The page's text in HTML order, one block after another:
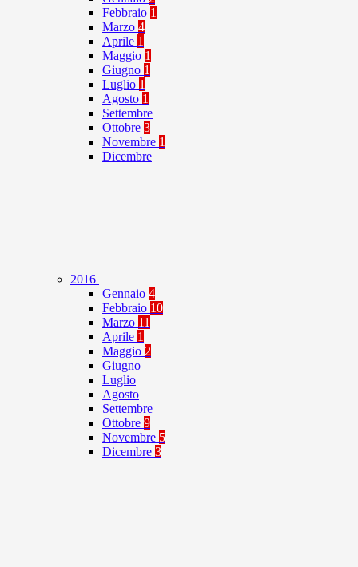
Febbraio 1
Marzo 4
Aprile 1
Maggio 1
Giugno 1
Luglio 1
Agosto 1
Settembre
Ottobre 3
Novembre 1
Dicembre
2016
Gennaio 4
Febbraio 10
Marzo 11
Aprile 1
Maggio 2
Giugno
Luglio
Agosto
Settembre
Ottobre 9
Novembre 5
Dicembre 3